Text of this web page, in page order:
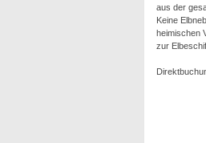
aus der
Keine
heimischen
zur